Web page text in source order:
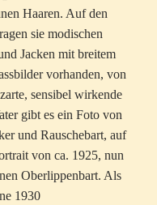
Haaren. Auf den
sie modischen
Jacken mit breitem
vorhanden, von
sensibel wirkende
gibt es ein Foto von
und Rauschebart, auf
von ca. 1925, nun
Oberlippenbart. Als
1930